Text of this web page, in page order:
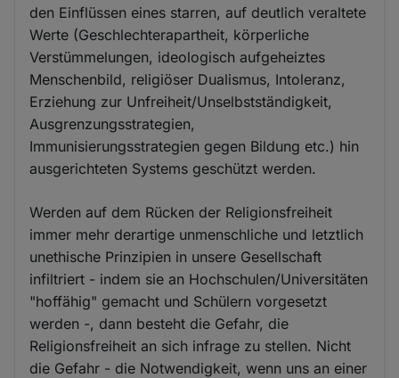
den Einflüssen eines starren, auf deutlich veraltete
Werte (Geschlechterapartheit, körperliche
Verstümmelungen, ideologisch aufgeheiztes
Menschenbild, religiöser Dualismus, Intoleranz,
Erziehung zur Unfreiheit/Unselbstständigkeit,
Ausgrenzungsstrategien,
Immunisierungsstrategien gegen Bildung etc.) hin
ausgerichteten Systems geschützt werden.
Werden auf dem Rücken der Religionsfreiheit
immer mehr derartige unmenschliche und letztlich
unethische Prinzipien in unsere Gesellschaft
infiltriert - indem sie an Hochschulen/Universitäten
"hoffähig" gemacht und Schülern vorgesetzt
werden -, dann besteht die Gefahr, die
Religionsfreiheit an sich infrage zu stellen. Nicht
die Gefahr - die Notwendigkeit, wenn uns an einer